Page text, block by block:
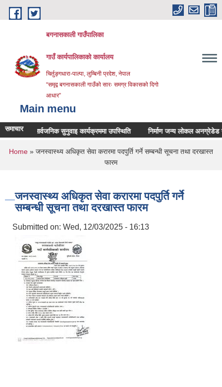
Skip to main content
बगनासकाली गाउँपालिका
गाउँ कार्यपालिकाको कार्यालय
चिर्तुङ्गधारा-पाल्पा, लुम्बिनी प्रदेश, नेपाल
“समृद्व बगनासकाली गाउँको सारः समग्र विकासको दिगो
आधार”
Main menu
समाचारसार्वजनिक सुनुवाइ कार्यक्रममा उपस्थिति निर्माण जन्य लोकल अनग्रेडेड
You are here
Home » जनस्वास्थ्य अधिकृत सेवा करारमा पदपुर्ति गर्ने सम्बन्धी सूचना तथा दरखास्त
फारम
जनस्वास्थ्य अधिकृत सेवा करारमा पदपुर्ति गर्ने
सम्बन्धी सूचना तथा दरखास्त फारम
Submitted on: Wed, 12/03/2025 - 16:13